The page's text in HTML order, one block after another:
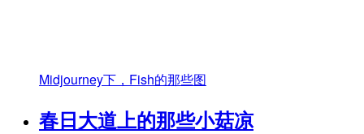
Midjourney下，Fish的那些图
春日大道上的那些小菇凉